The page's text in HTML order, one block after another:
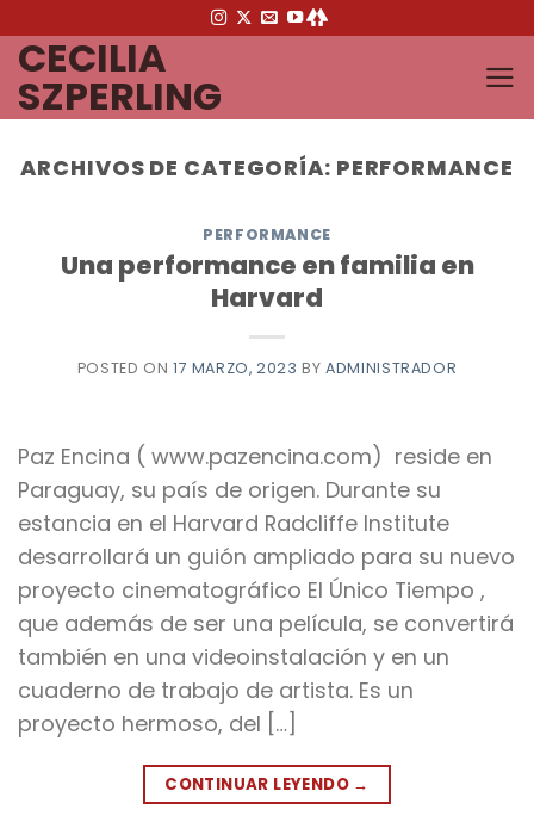
contenido
CECILIA
SZPERLING
ARCHIVOS DE CATEGORÍA: PERFORMANCE
PERFORMANCE
Una performance en familia en
Harvard
POSTED ON 17 MARZO, 2023 BYADMINISTRADOR
Paz Encina ( www.pazencina.com) reside en
Paraguay, su país de origen. Durante su
estancia en el Harvard Radcliffe Institute
desarrollará un guión ampliado para su nuevo
proyecto cinematográfico El Único Tiempo ,
que además de ser una película, se convertirá
también en una videoinstalación y en un
cuaderno de trabajo de artista. Es un
proyecto hermoso, del […]
CONTINUAR LEYENDO →